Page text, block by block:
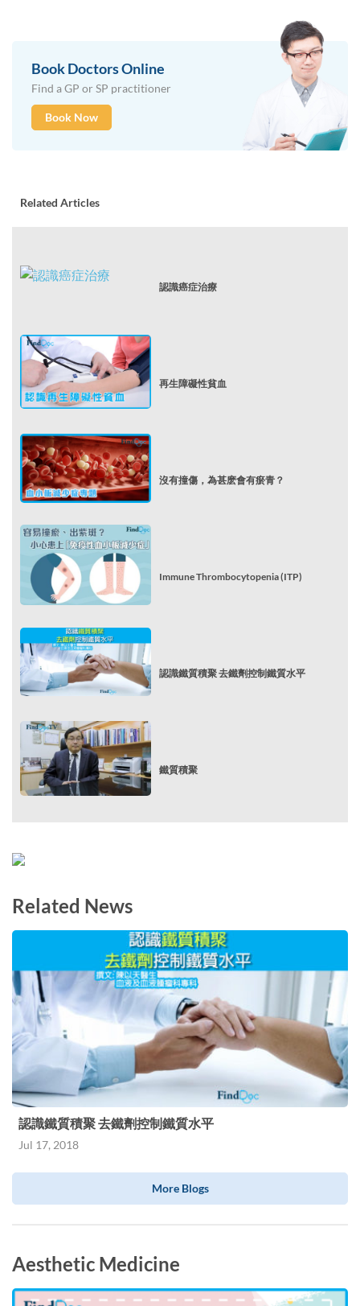
Book Doctors Online
Find a GP or SP practitioner
Book Now
Related Articles
認識癌症治療
再生障礙性貧血
沒有撞傷，為甚麽會有瘀青？
Immune Thrombocytopenia (ITP)
認識鐵質積聚 去鐵劑控制鐵質水平
鐵質積聚
Related News
認識鐵質積聚 去鐵劑控制鐵質水平
Jul 17, 2018
More Blogs
Aesthetic Medicine